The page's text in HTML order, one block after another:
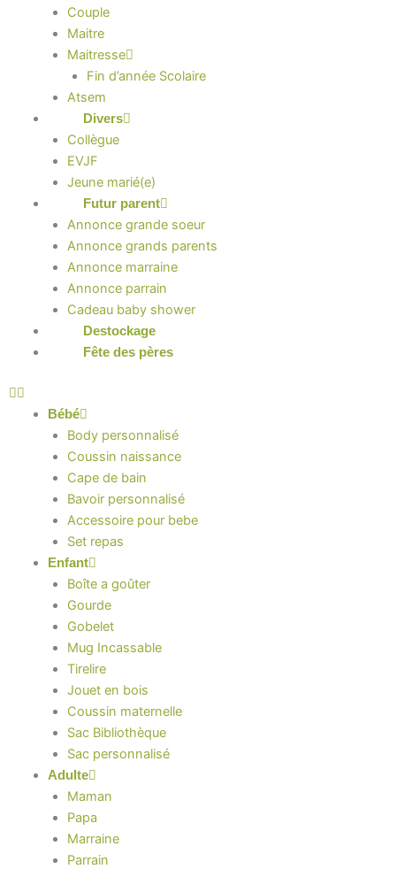
Couple
Maitre
Maitresse
Fin d’année Scolaire
Atsem
Divers
Collègue
EVJF
Jeune marié(e)
Futur parent
Annonce grande soeur
Annonce grands parents
Annonce marraine
Annonce parrain
Cadeau baby shower
Destockage
Fête des pères
Bébé
Body personnalisé
Coussin naissance
Cape de bain
Bavoir personnalisé
Accessoire pour bebe
Set repas
Enfant
Boîte a goûter
Gourde
Gobelet
Mug Incassable
Tirelire
Jouet en bois
Coussin maternelle
Sac Bibliothèque
Sac personnalisé
Adulte
Maman
Papa
Marraine
Parrain